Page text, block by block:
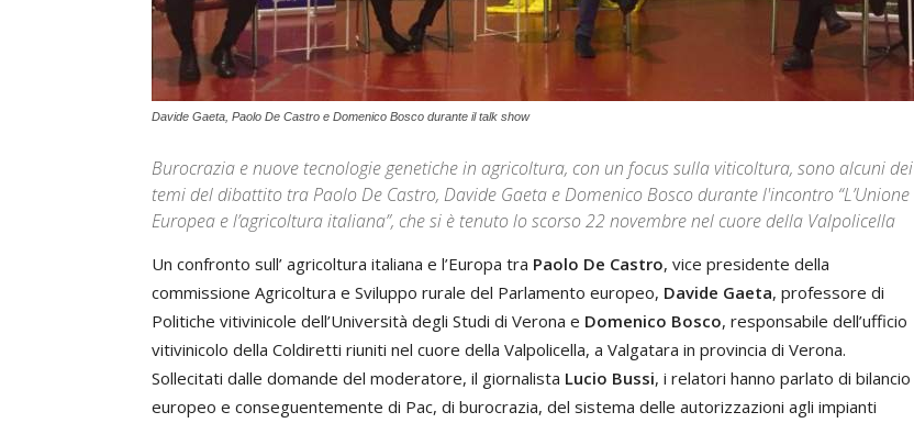
Davide Gaeta, Paolo De Castro e Domenico Bosco durante il talk show
Burocrazia e nuove tecnologie genetiche in agricoltura, con un focus sulla viticoltura, sono alcuni dei
temi del dibattito tra Paolo De Castro, Davide Gaeta e Domenico Bosco durante l'incontro “L’Unione
Europea e l’agricoltura italiana”, che si è tenuto lo scorso 22 novembre nel cuore della Valpolicella
Un confronto sull’ agricoltura italiana e l’Europa tra Paolo De Castro, vice presidente della
commissione Agricoltura e Sviluppo rurale del Parlamento europeo, Davide Gaeta, professore di
Politiche vitivinicole dell’Università degli Studi di Verona e Domenico Bosco, responsabile dell’ufficio
vitivinicolo della Coldiretti riuniti nel cuore della Valpolicella, a Valgatara in provincia di Verona.
Sollecitati dalle domande del moderatore, il giornalista Lucio Bussi, i relatori hanno parlato di bilancio
europeo e conseguentemente di Pac, di burocrazia, del sistema delle autorizzazioni agli impianti